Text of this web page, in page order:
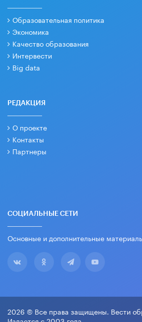
Образовательная политика
Экономика
Качество образования
Интервести
Big data
РЕДАКЦИЯ
О проекте
Контакты
Партнеры
СОЦИАЛЬНЫЕ СЕТИ
Основные и дополнительные
2026 © Все права защищены. Вести